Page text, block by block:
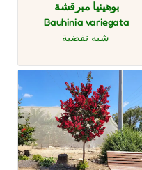
بوهينيا مبرقشة
Bauhinia variegata
شبه نفضية